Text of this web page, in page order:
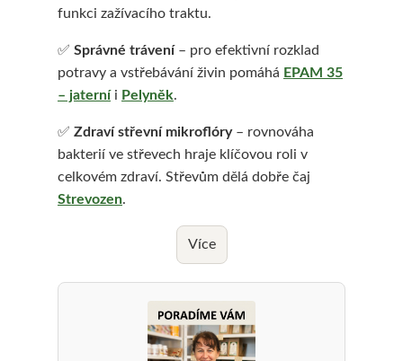
funkci zažívacího traktu.
✅ Správné trávení– pro efektivní rozklad
potravy a vstřebávání živin pomáhá EPAM 35
– jaterníi Pelyněk.
✅ Zdraví střevní mikroflóry– rovnováha
bakterií ve střevech hraje klíčovou roli v
celkovém zdraví. Střevům dělá dobře čaj
Strevozen.
Více